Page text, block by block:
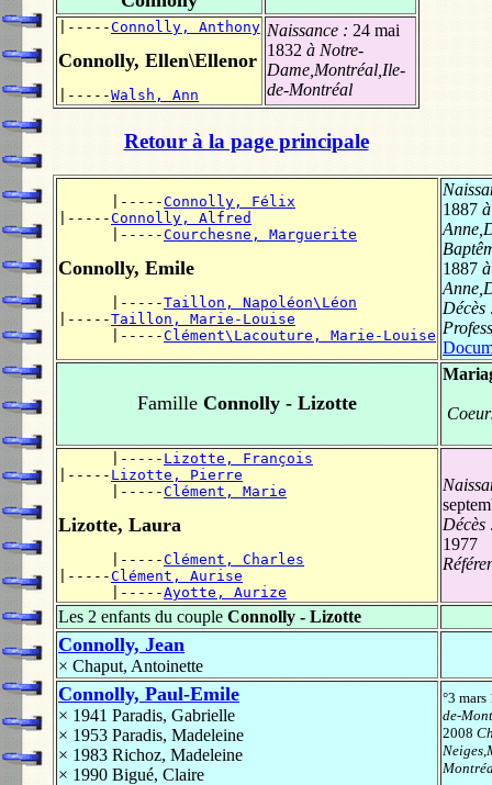
|-----Connolly, Anthony
Connolly, Ellen\Ellenor
|-----Walsh, Ann
Naissance : 24 mai
1832 à Notre-
Dame,Montréal,Ile-
de-Montréal
Retour à la page principale
      |-----
Connolly, Félix
|-----Connolly, Alfred
      |-----
Courchesne, Marguerite
Connolly, Emile
      |-----
Taillon, Napoléon\Léon
|-----Taillon, Marie-Louise
      |-----
Clément\Lacouture, Marie-Louise
1887
1887
Famille Connolly - Lizotte
      |-----
Lizotte, François
|----- Lizotte, Pierre
      |-----
Clément, Marie
Lizotte, Laura
      |-----
Clément, Charles
|-----Clément, Aurise
      |-----
Ayotte, Aurize
1977
Les 2 enfants du couple Connolly - Lizotte
Connolly, Jean
× Chaput, Antoinette
Connolly, Paul-Emile
× 1941 Paradis, Gabrielle
× 1953 Paradis, Madeleine
× 1983 Richoz, Madeleine
× 1990 Bigué, Claire
°3
de-
2008